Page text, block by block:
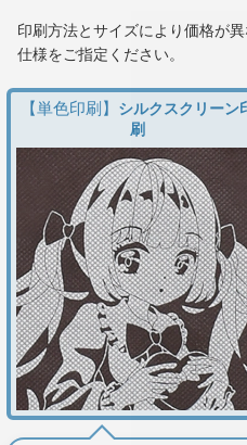
印刷方法とサイズにより価格が
仕様をご指定ください。
【単色印刷】
シルクスクリーン
刷